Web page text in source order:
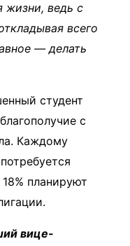
жизни, ведь с
всего
— делать
студент
с
Каждому
планируют
вице-